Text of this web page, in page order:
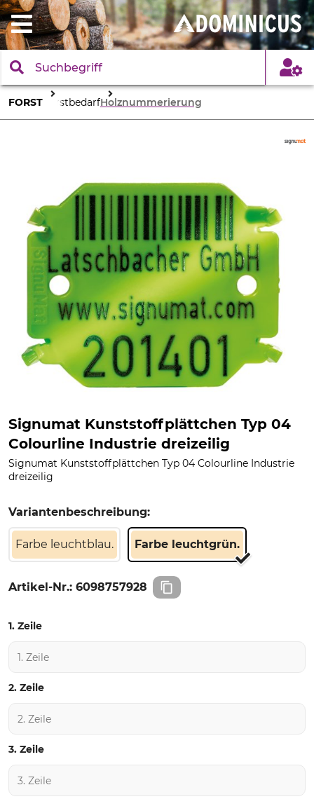
FORST ForstbedarfHolznummerierung
Signumat Kunststoffplättchen Typ 04
Colourline Industrie dreizeilig
Signumat Kunststoffplättchen Typ 04 Colourline Industrie
dreizeilig
Variantenbeschreibung:
Farbe leuchtblau. Farbe leuchtgrün.
Artikel-Nr.: 6098757928
1. Zeile
2. Zeile
3. Zeile